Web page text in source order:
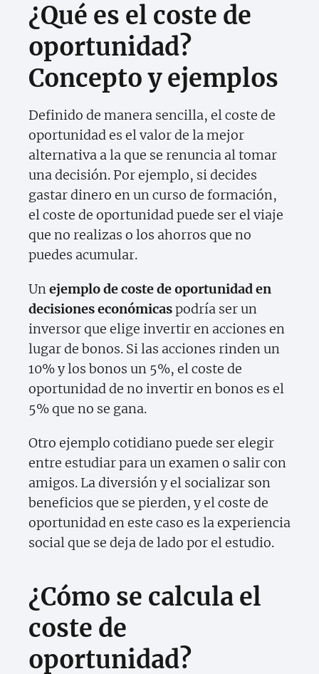
¿Qué es el coste de
oportunidad?
Concepto y ejemplos
Definido de manera sencilla, el coste de
oportunidad es el valor de la mejor
alternativa a la que se renuncia al tomar
una decisión. Por ejemplo, si decides
gastar dinero en un curso de formación,
el coste de oportunidad puede ser el viaje
que no realizas o los ahorros que no
puedes acumular.
Unejemplo de coste de oportunidad en
decisiones económicaspodría ser un
inversor que elige invertir en acciones en
lugar de bonos. Si las acciones rinden un
10% y los bonos un 5%, el coste de
oportunidad de no invertir en bonos es el
5% que no se gana.
Otro ejemplo cotidiano puede ser elegir
entre estudiar para un examen o salir con
amigos. La diversión y el socializar son
beneficios que se pierden, y el coste de
oportunidad en este caso es la experiencia
social que se deja de lado por el estudio.
¿Cómo se calcula el
coste de
oportunidad?